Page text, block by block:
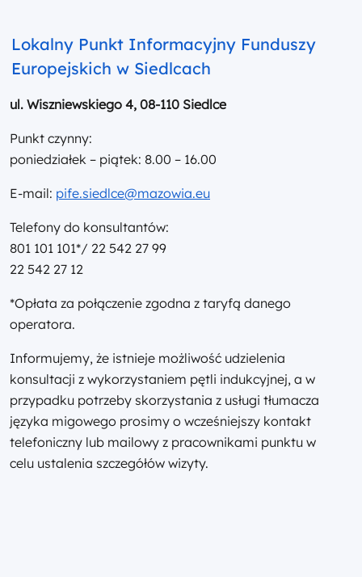
Lokalny Punkt Informacyjny Funduszy
Europejskich w Siedlcach
ul. Wiszniewskiego 4, 08-110 Siedlce
Punkt czynny:
poniedziałek – piątek: 8.00 – 16.00
E-mail: pife.siedlce@mazowia.eu
Telefony do konsultantów:
801 101 101*/ 22 542 27 99
22 542 27 12
*Opłata za połączenie zgodna z taryfą danego
operatora.
Informujemy, że istnieje możliwość udzielenia
konsultacji z wykorzystaniem pętli indukcyjnej, a w
przypadku potrzeby skorzystania z usługi tłumacza
języka migowego prosimy o wcześniejszy kontakt
telefoniczny lub mailowy z pracownikami punktu w
celu ustalenia szczegółów wizyty.